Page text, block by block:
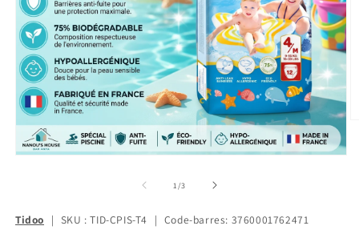
1 /de
3
Tidoo | SKU : TID-CPIS-T4 | Code-barres: 3760001762471